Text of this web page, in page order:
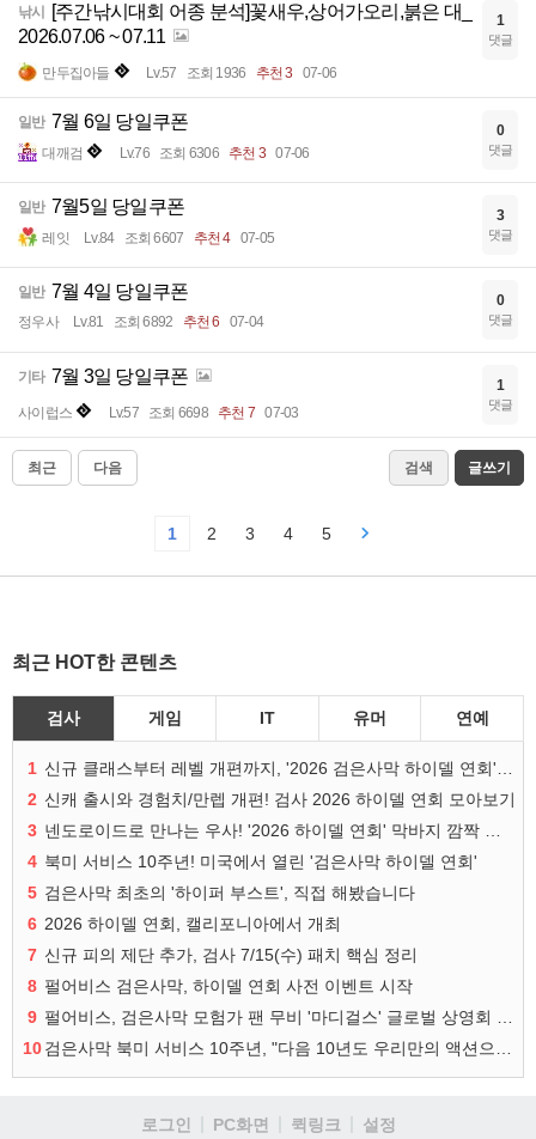
낚시
[주간낚시대회 어종 분석]꽃새우,상어가오리,붉은 대_
2026.07.06 ~ 07.11
만두집아들 Lv.57 조회 1936 추천 3 07-06
1
댓글
일반 7월 6일 당일쿠폰
대깨검 Lv.76 조회 6306 추천 3 07-06
0
댓글
일반 7월5일 당일쿠폰
레잇 Lv.84 조회 6607 추천 4 07-05
3
댓글
일반 7월 4일 당일쿠폰
정우사 Lv.81 조회 6892 추천 6 07-04
0
댓글
기타 7월 3일 당일쿠폰
사이럽스 Lv.57 조회 6698 추천 7 07-03
1
댓글
최근 다음 검색 글쓰기
1 2 3 4 5
최근 HOT한 콘텐츠
검사 게임 IT 유머 연예
1
2 신캐 출시와 경험치/만렙 개편! 검사 2026 하이델 연회 모아보기
3
4 북미 서비스 10주년! 미국에서 열린 '검은사막 하이델 연회'
5 검은사막 최초의 '하이퍼 부스트', 직접 해봤습니다
6 2026 하이델 연회, 캘리포니아에서 개최
7 신규 피의 제단 추가, 검사 7/15(수) 패치 핵심 정리
8 펄어비스 검은사막, 하이델 연회 사전 이벤트 시작
9
10
로그인 PC화면 퀵링크 설정